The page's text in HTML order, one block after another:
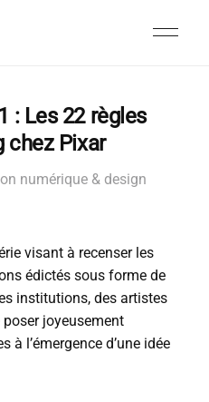
: Les 22 règles
chez Pixar
numérique & design
visant à recenser les
édictés sous forme de
institutions, des artistes
joyeusement
l’émergence d’une idée